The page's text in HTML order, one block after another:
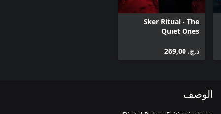
Sker Ritual - The
Quiet Ones
د.ج.‏ 269,00
الوصف